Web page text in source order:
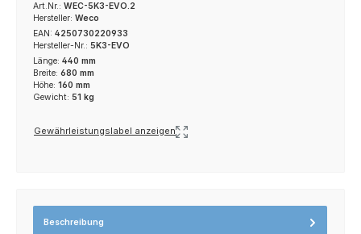
Art.Nr.: WEC-5K3-EVO.2
Hersteller: Weco
EAN: 4250730220933
Hersteller-Nr.: 5K3-EVO
Länge: 440 mm
Breite: 680 mm
Höhe: 160 mm
Gewicht: 51 kg
Gewährleistungslabel anzeigen
Beschreibung